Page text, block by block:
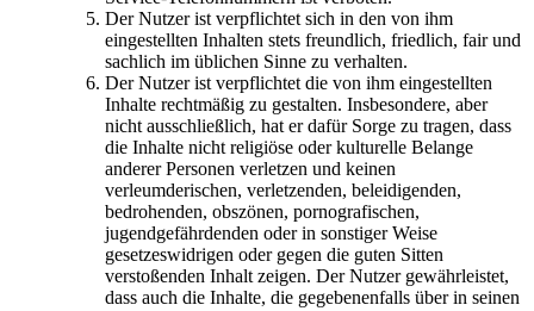
Der Nutzer ist verpflichtet sich in den von ihm
eingestellten Inhalten stets freundlich, friedlich, fair und
sachlich im üblichen Sinne zu verhalten.
Der Nutzer ist verpflichtet die von ihm eingestellten
Inhalte rechtmäßig zu gestalten. Insbesondere, aber
nicht ausschließlich, hat er dafür Sorge zu tragen, dass
die Inhalte nicht religiöse oder kulturelle Belange
anderer Personen verletzen und keinen
verleumderischen, verletzenden, beleidigenden,
bedrohenden, obszönen, pornografischen,
jugendgefährdenden oder in sonstiger Weise
gesetzeswidrigen oder gegen die guten Sitten
verstoßenden Inhalt zeigen. Der Nutzer gewährleistet,
dass auch die Inhalte, die gegebenenfalls über in seinen